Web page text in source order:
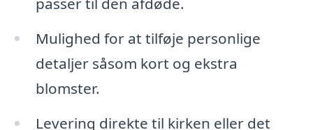
Mulighed for at tilføje personlige
detaljer såsom kort og ekstra
blomster.
Levering direkte til kirken eller det